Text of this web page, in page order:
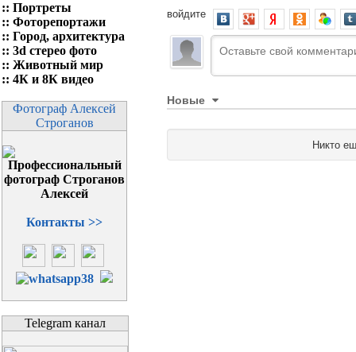
:: Портреты
:: Фоторепортажи
:: Город, архитектура
:: 3d стерео фото
:: Животный мир
:: 4К и 8К видео
Фотограф Алексей
Строганов
Контакты >>
Telegram канал
войдите
Новые
Никто